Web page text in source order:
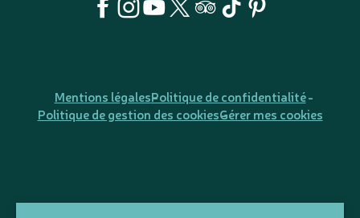
Mentions légalesPolitique de confidentialité
Politique de gestion des cookiesGérer mes cookies